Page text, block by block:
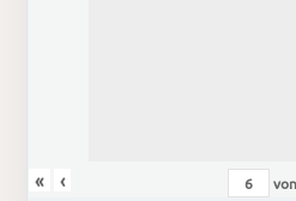
« ‹ von